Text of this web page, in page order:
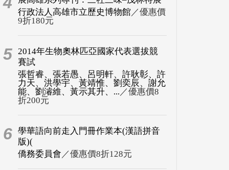
行政法人高雄市立歷史博物館／優惠價
9折180元
5 2014年生物奧林匹亞國家代表選拔競
賽試
張哲睿、張若愚、呂明軒、許耿彰、許
力天、洪學宇、黃靖惟、劉奕辰、謝允
能、劉濬維、黃示其升、... ／優惠價8
折200元
6 學華語向前走入門冊作業本(漢語拼音
版)(
僑務委員會 ／優惠價8折128元